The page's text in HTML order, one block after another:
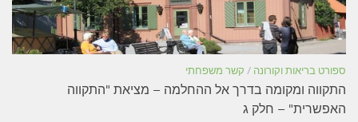
ספורט בריאות וקורונה / קשר משפחתי
התקווה ומקומה בדרך אל ההחלמה – מציאת "התקווה
האפשרית" – חלק ג